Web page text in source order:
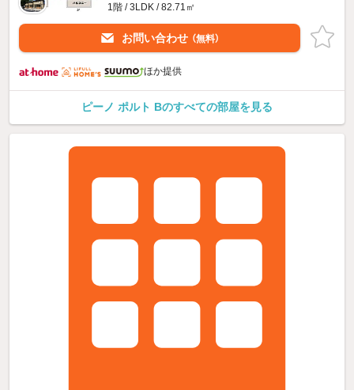
1階 / 3LDK / 82.71㎡
お問い合わせ （無料）
ほか提供
ピーノ ポルト Bのすべての部屋を見る